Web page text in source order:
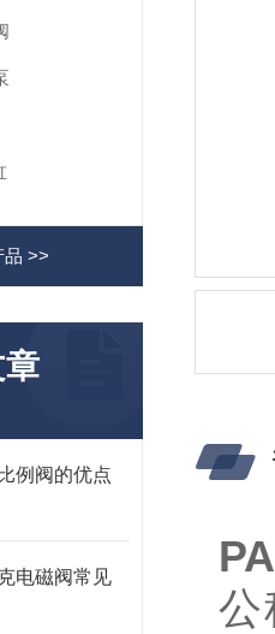
品 >>
例阀的优点
电磁阀常见
公